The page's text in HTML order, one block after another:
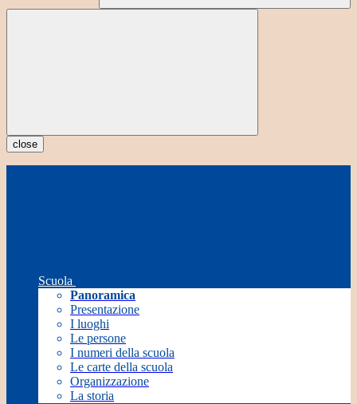
close
Scuola
Panoramica
Presentazione
I luoghi
Le persone
I numeri della scuola
Le carte della scuola
Organizzazione
La storia